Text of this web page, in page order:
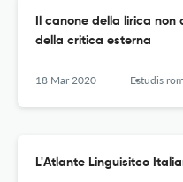
Il canone della lirica
della critica esterna
18 Mar 2020 Estudis
L'Atlante Linguisitco